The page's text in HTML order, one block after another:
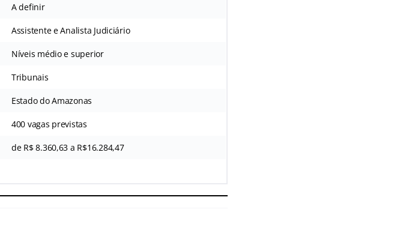
A definir
Assistente e Analista Judiciário
Níveis médio e superior
Tribunais
Estado do Amazonas
400 vagas previstas
de R$ 8.360,63 a R$16.284,47